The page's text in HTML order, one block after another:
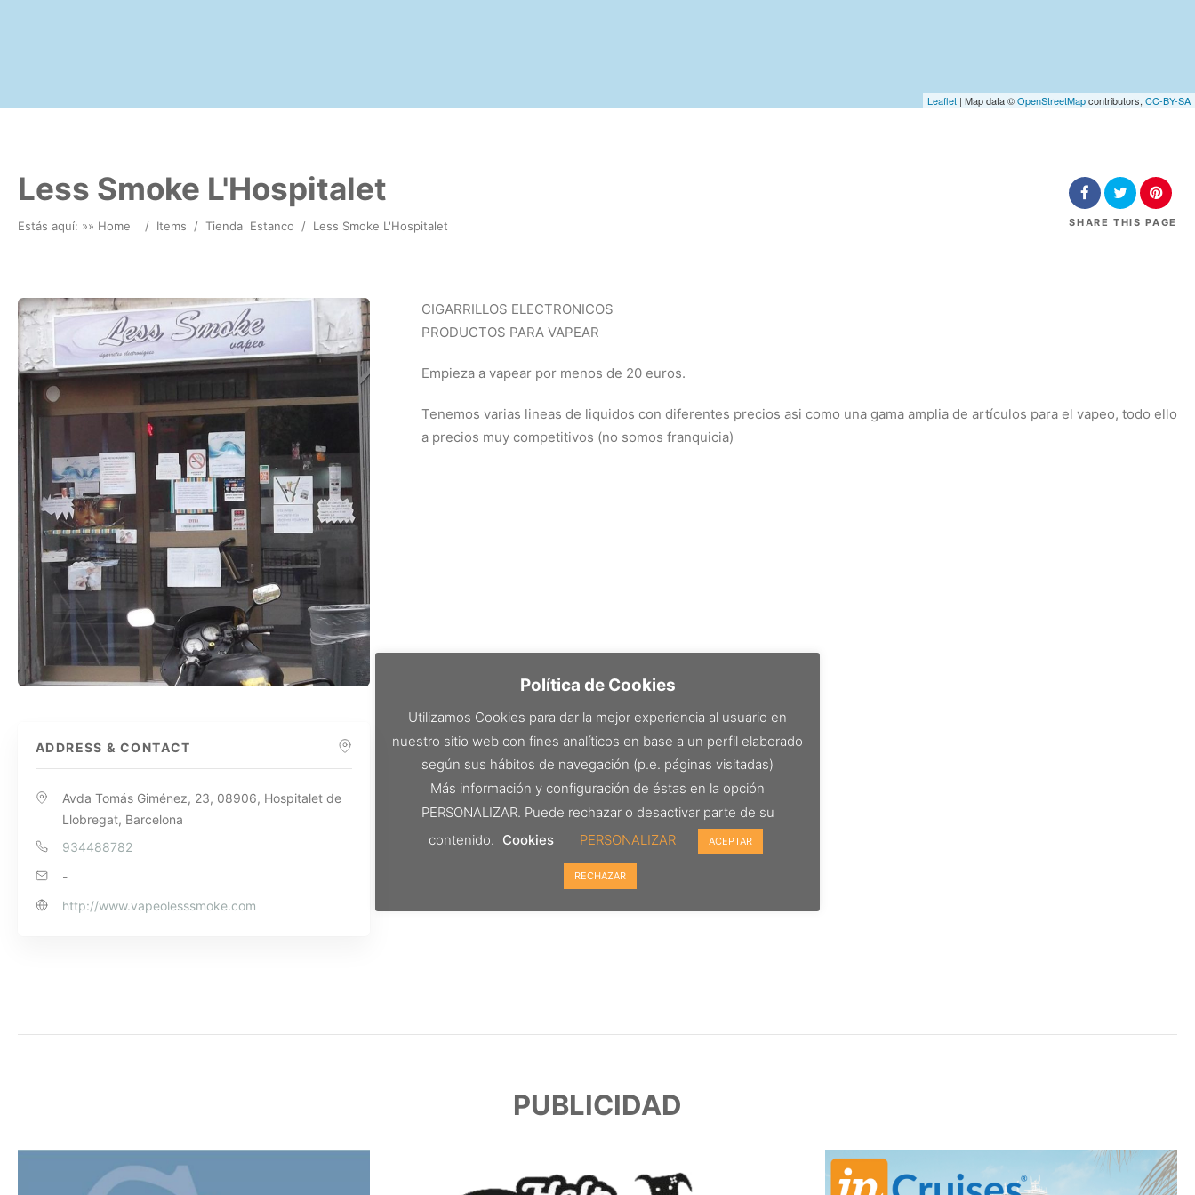
Leaflet | Map data ©OpenStreetMapcontributors, CC-BY-SA
Less Smoke L'Hospitalet
Estás aquí: »» Home / Items / Tienda Estanco / Less Smoke L'Hospitalet SHARE THIS PAGE
ADDRESS & CONTACT
Avda Tomás Giménez, 23, 08906, Hospitalet de
Llobregat, Barcelona
934488782
-
http://www.vapeolesssmoke.com
CIGARRILLOS ELECTRONICOS
PRODUCTOS PARA VAPEAR
Empieza a vapear por menos de 20 euros.
Tenemos varias lineas de liquidos con diferentes precios asi como una gama amplia de artículos para el vapeo, todo ello
a precios muy competitivos (no somos franquicia)
PUBLICIDAD
Política de Cookies
Utilizamos Cookies para dar la mejor experiencia al usuario en
nuestro sitio web con fines analíticos en base a un perfil elaborado
según sus hábitos de navegación (p.e. páginas visitadas)
Más información y configuración de éstas en la opción
PERSONALIZAR. Puede rechazar o desactivar parte de su
contenido. Cookies PERSONALIZAR ACEPTAR
RECHAZAR